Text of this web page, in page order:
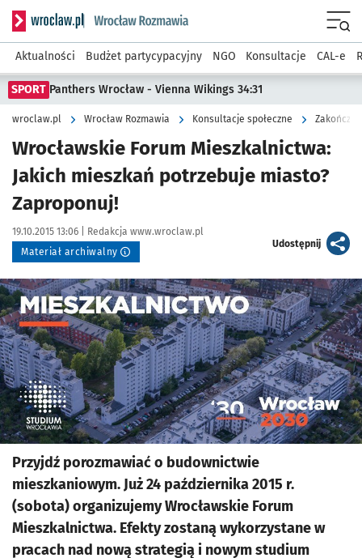
Serwis informacyjny wroclaw.pl podserwis: Rozmawia
Aktualności Budżet partycypacyjny NGO Konsultacje CAL-e
SPORT Panthers Wrocław - Vienna Wikings 34:31
wroclaw.pl Wrocław Rozmawia Konsultacje społeczne
Wrocławskie Forum Mieszkalnictwa:
Jakich mieszkań potrzebuje miasto?
Zaproponuj!
Data publikacji:
19.10.2015 13:06 | Autor:
Redakcja www.wroclaw.pl
Materiał archiwalny
Udostępnijartykuł
Kliknij, aby powiększyć
Przyjdź porozmawiać o budownictwie
mieszkaniowym. Już 24 października 2015 r.
(sobota) organizujemy Wrocławskie Forum
Mieszkalnictwa. Efekty zostaną wykorzystane w
pracach nad nową strategią i nowym studium